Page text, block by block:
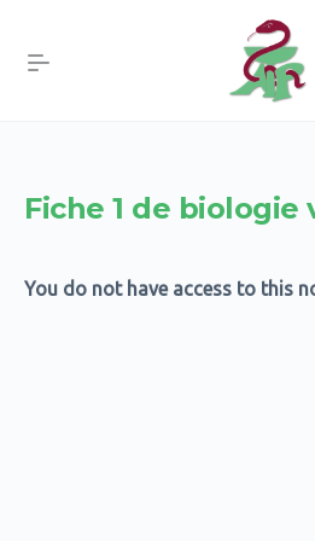
Fiche 1 de biologie
You do not have access to this